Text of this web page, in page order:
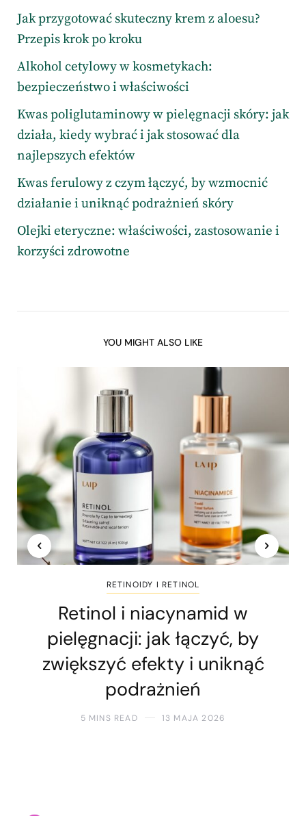
Jak przygotować skuteczny krem z aloesu?
Przepis krok po kroku
Alkohol cetylowy w kosmetykach:
bezpieczeństwo i właściwości
Kwas poliglutaminowy w pielęgnacji skóry: jak
działa, kiedy wybrać i jak stosować dla
najlepszych efektów
Kwas ferulowy z czym łączyć, by wzmocnić
działanie i uniknąć podrażnień skóry
Olejki eteryczne: właściwości, zastosowanie i
korzyści zdrowotne
YOU MIGHT ALSO LIKE
RETINOIDY I RETINOL
Retinol i niacynamid w
pielęgnacji: jak łączyć, by
zwiększyć efekty i uniknąć
podrażnień
5 MINS READ 13 MAJA 2026